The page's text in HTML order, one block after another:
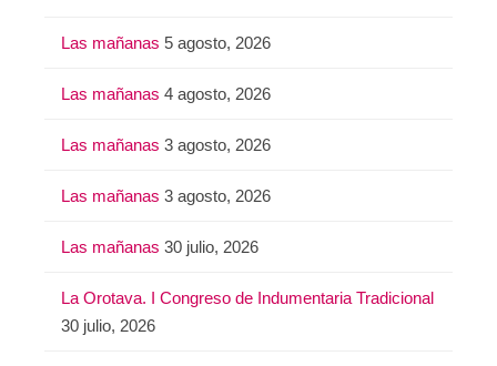
Las mañanas 5 agosto, 2026
Las mañanas 4 agosto, 2026
Las mañanas 3 agosto, 2026
Las mañanas 3 agosto, 2026
Las mañanas 30 julio, 2026
La Orotava. I Congreso de Indumentaria Tradicional
30 julio, 2026